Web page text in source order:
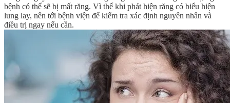
bệnh có thể sẽ bị mất răng. Vì thế khi phát hiện răng có biểu hiện
lung lay, nên tới bệnh viện để kiểm tra xác định nguyên nhân và
điều trị ngay nếu cần.